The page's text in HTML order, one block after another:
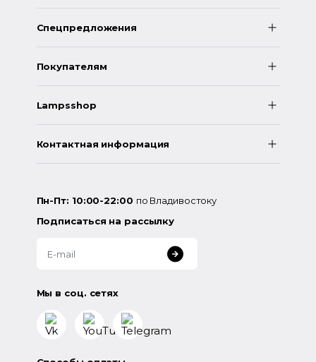
Спецпредложения
Покупателям
Lampsshop
Контактная информация
Пн-Пт: 10:00-22:00 по Владивостоку
Подписаться на рассылку
Мы в соц. сетях